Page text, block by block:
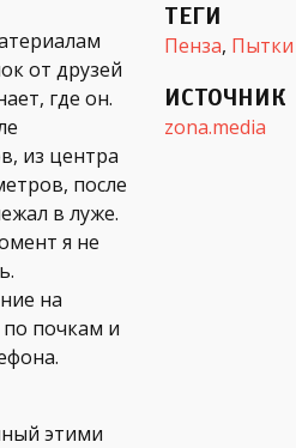
от друзей
где он.
из центра
после
в луже.
я не
на
по почкам и
этими
ТЕГИ
Пенза, Пытки
ИСТОЧНИК
zona.media